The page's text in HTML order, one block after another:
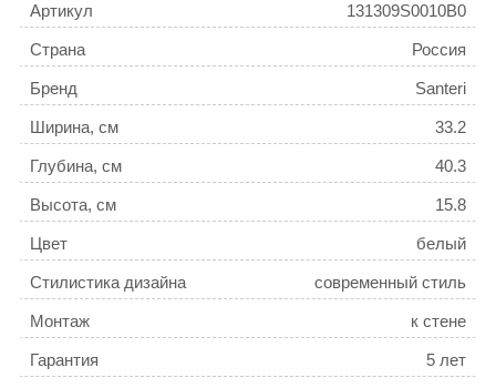
Артикул 131309S0010B0
Страна Россия
Бренд Santeri
Ширина, см 33.2
Глубина, см 40.3
Высота, см 15.8
Цвет белый
Стилистика дизайна современный стиль
Монтаж к стене
Гарантия 5 лет